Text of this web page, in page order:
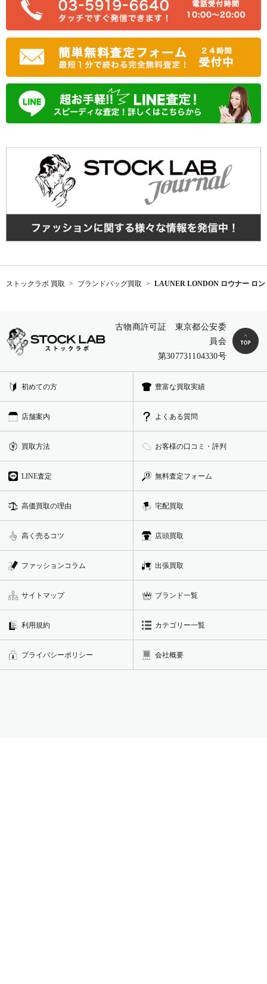
ストックラボ 買取 ブランドバッグ買取 LAUNER LONDON ロウナー ロン
古物商許可証 東京都公安委
員会
第307731104330号
初めての方 豊富な買取実績
店舗案内 よくある質問
買取方法 お客様の口コミ・評判
LINE査定 無料査定フォーム
高価買取の理由 宅配買取
高く売るコツ 店頭買取
ファッションコラム 出張買取
サイトマップ ブランド一覧
利用規約 カテゴリー一覧
プライバシーポリシー 会社概要